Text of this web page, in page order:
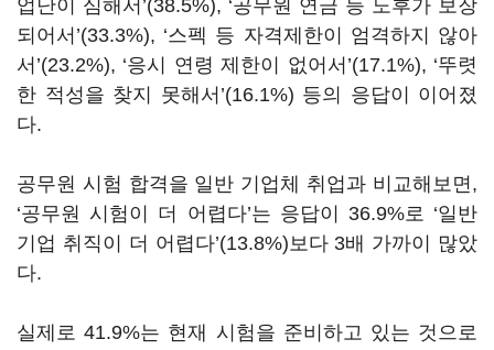
업난이 심해서’(38.5%), ‘공무원 연금 등 노후가 보장
되어서’(33.3%), ‘스펙 등 자격제한이 엄격하지 않아
서’(23.2%), ‘응시 연령 제한이 없어서’(17.1%), ‘뚜렷
한 적성을 찾지 못해서’(16.1%) 등의 응답이 이어졌
다.
공무원 시험 합격을 일반 기업체 취업과 비교해보면,
‘공무원 시험이 더 어렵다’는 응답이 36.9%로 ‘일반
기업 취직이 더 어렵다’(13.8%)보다 3배 가까이 많았
다.
실제로 41.9%는 현재 시험을 준비하고 있는 것으로